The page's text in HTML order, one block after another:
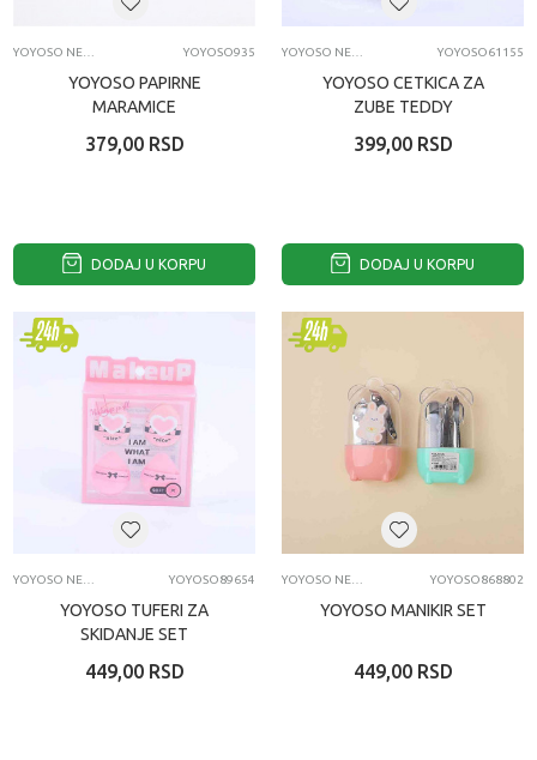
YOYOSO935
YOYOSO PAPIRNE
MARAMICE
379,00 RSD
DODAJ U KORPU
YOYOSO61155
YOYOSO CETKICA ZA
ZUBE TEDDY
399,00 RSD
DODAJ U KORPU
YOYOSO89654
YOYOSO TUFERI ZA
SKIDANJE SET
449,00 RSD
YOYOSO868802
YOYOSO MANIKIR SET
449,00 RSD